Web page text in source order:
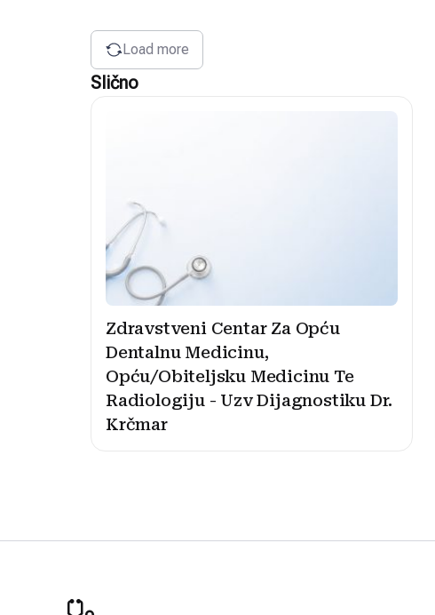
Load more
Slično
Zdravstveni Centar Za Opću
Dentalnu Medicinu,
Opću/Obiteljsku Medicinu Te
Radiologiju - Uzv Dijagnostiku Dr.
Krčmar